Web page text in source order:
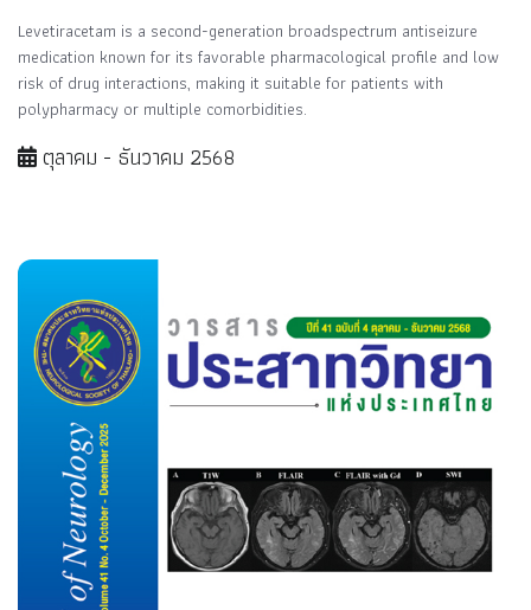
Levetiracetam is a second-generation broadspectrum antiseizure
medication known for its favorable pharmacological profile and low
risk of drug interactions, making it suitable for patients with
polypharmacy or multiple comorbidities.
ตุลาคม - ธันวาคม 2568